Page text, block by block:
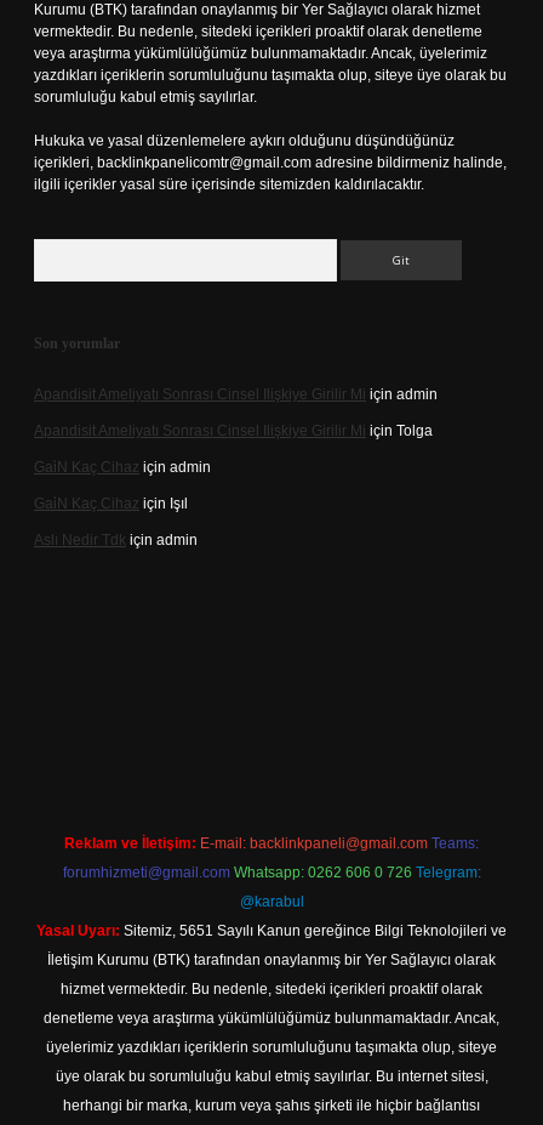
Kurumu (BTK) tarafından onaylanmış bir Yer Sağlayıcı olarak hizmet
vermektedir. Bu nedenle, sitedeki içerikleri proaktif olarak denetleme
veya araştırma yükümlülüğümüz bulunmamaktadır. Ancak, üyelerimiz
yazdıkları içeriklerin sorumluluğunu taşımakta olup, siteye üye olarak bu
sorumluluğu kabul etmiş sayılırlar.
Hukuka ve yasal düzenlemelere aykırı olduğunu düşündüğünüz
içerikleri, backlinkpanelicomtr@gmail.com adresine bildirmeniz halinde,
ilgili içerikler yasal süre içerisinde sitemizden kaldırılacaktır.
Son yorumlar
Apandisit Ameliyatı Sonrası Cinsel Ilişkiye Girilir Mi için admin
Apandisit Ameliyatı Sonrası Cinsel Ilişkiye Girilir Mi için Tolga
Gai̇N Kaç Cihaz için admin
Gai̇N Kaç Cihaz için Işıl
Aslı Nedir Tdk için admin
Reklam ve İletişim: E-mail: backlinkpaneli@gmail.com Teams:
forumhizmeti@gmail.com Whatsapp: 0262 606 0 726 Telegram:
@karabul
Yasal Uyarı: Sitemiz, 5651 Sayılı Kanun gereğince Bilgi Teknolojileri ve
İletişim Kurumu (BTK) tarafından onaylanmış bir Yer Sağlayıcı olarak
hizmet vermektedir. Bu nedenle, sitedeki içerikleri proaktif olarak
denetleme veya araştırma yükümlülüğümüz bulunmamaktadır. Ancak,
üyelerimiz yazdıkları içeriklerin sorumluluğunu taşımakta olup, siteye
üye olarak bu sorumluluğu kabul etmiş sayılırlar. Bu internet sitesi,
herhangi bir marka, kurum veya şahıs şirketi ile hiçbir bağlantısı